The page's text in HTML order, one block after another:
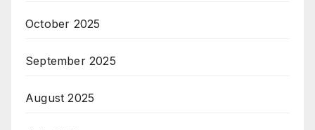
October 2025
September 2025
August 2025